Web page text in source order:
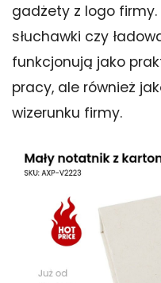
gadżety z logo
słuchawki czy
funkcjonują jako
pracy, ale również
wizerunku firmy.